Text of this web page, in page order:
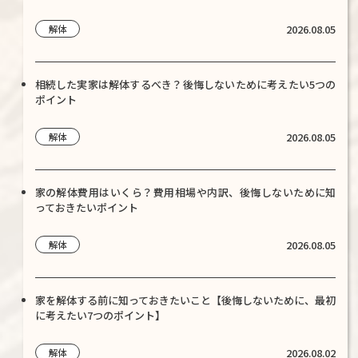
解体 2026.08.05
相続した実家は解体するべき？後悔しないために考えたい5つの
ポイント
解体 2026.08.05
家の解体費用はいくら？費用相場や内訳、後悔しないために知
っておきたいポイント
解体 2026.08.05
家を解体する前に知っておきたいこと【後悔しないために、最初
に考えたい7つのポイント】
解体 2026.08.02